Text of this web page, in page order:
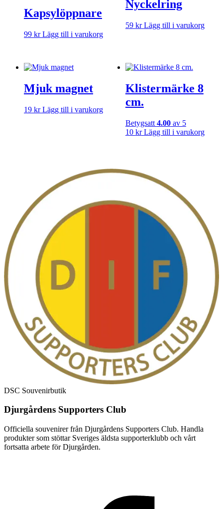
Kapsylöppnare
99 kr Lägg till i varukorg
Nyckelring
59 kr Lägg till i varukorg
Mjuk magnet
19 kr Lägg till i varukorg
Klistermärke 8
cm.
Betygsatt 4.00av 5
10 kr Lägg till i varukorg
DSC Souvenirbutik
Djurgårdens Supporters Club
Officiella souvenirer från Djurgårdens Supporters Club. Handla
produkter som stöttar Sveriges äldsta supporterklubb och vårt
fortsatta arbete för Djurgården.